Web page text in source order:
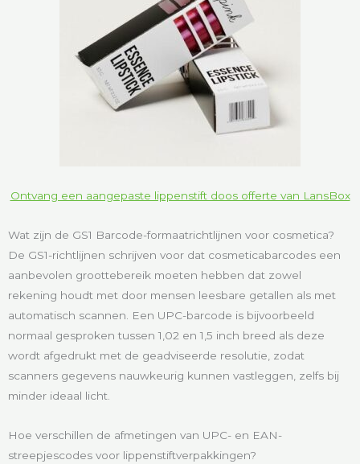
Ontvang een aangepaste lippenstift doos offerte van LansBox
Wat zijn de GS1 Barcode-formaatrichtlijnen voor cosmetica?
De GS1-richtlijnen schrijven voor dat cosmeticabarcodes een
aanbevolen groottebereik moeten hebben dat zowel
rekening houdt met door mensen leesbare getallen als met
automatisch scannen. Een UPC-barcode is bijvoorbeeld
normaal gesproken tussen 1,02 en 1,5 inch breed als deze
wordt afgedrukt met de geadviseerde resolutie, zodat
scanners gegevens nauwkeurig kunnen vastleggen, zelfs bij
minder ideaal licht.
Hoe verschillen de afmetingen van UPC- en EAN-
streepjescodes voor lippenstiftverpakkingen?